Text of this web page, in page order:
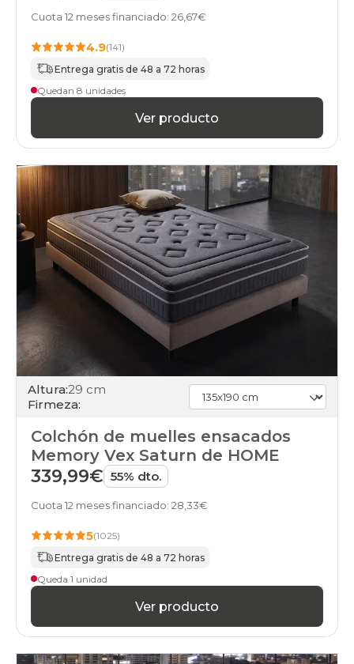
Cuota 12 meses financiado: 26,67€
4.9(141)
Entrega gratis de 48 a 72 horas
Quedan 8 unidades
Ver producto
Altura:29 cm
Firmeza:
Colchón de muelles ensacados
Memory Vex Saturn de HOME
339,99€ 55% dto.
Cuota 12 meses financiado: 28,33€
5(1025)
Entrega gratis de 48 a 72 horas
Queda 1 unidad
Ver producto